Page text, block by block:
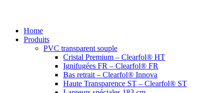
Home
Produits
PVC transparent souple
Cristal Premium – Clearfol® HT
Ignifugées FR – Clearfol® FR
Bas retrait – Clearfol® Innova
Haute Transparence ST – Clearfol® ST